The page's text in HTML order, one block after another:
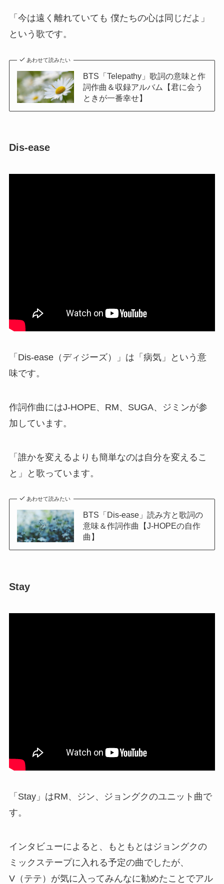
「今は遠く離れていても 僕たちの心は同じだよ」
という歌です。
あわせて読みたい
BTS「Telepathy」歌詞の意味と作
詞作曲＆収録アルバム【君に会う
ときが一番幸せ】
Dis-ease
「Dis-ease（ディジーズ）」は「病気」という意
味です。
作詞作曲にはJ-HOPE、RM、SUGA、ジミンが参
加しています。
「誰かを変えるよりも簡単なのは自分を変えるこ
と」と歌っています。
あわせて読みたい
BTS「Dis-ease」読み方と歌詞の
意味＆作詞作曲【J-HOPEの自作
曲】
Stay
「Stay」はRM、ジン、ジョングクのユニット曲で
す。
インタビューによると、もともとはジョングクの
ミックステープに入れる予定の曲でしたが、
V（テテ）が気に入ってみんなに勧めたことでアル